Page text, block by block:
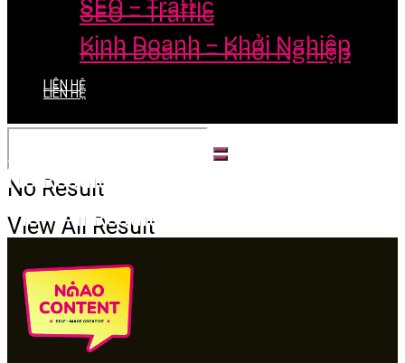
SEO – Traffic
Kinh Doanh – Khởi Nghiệp
LIÊN HỆ
No Result
View All Result
SEO – Traffic
Kinh Doanh – Khởi Nghiệp
LIÊN HỆ
No Result
View All Result